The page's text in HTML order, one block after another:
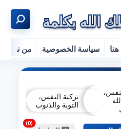
سياسة الخصوصية من نحن
تزكية النفس،
التوبة والذنوب